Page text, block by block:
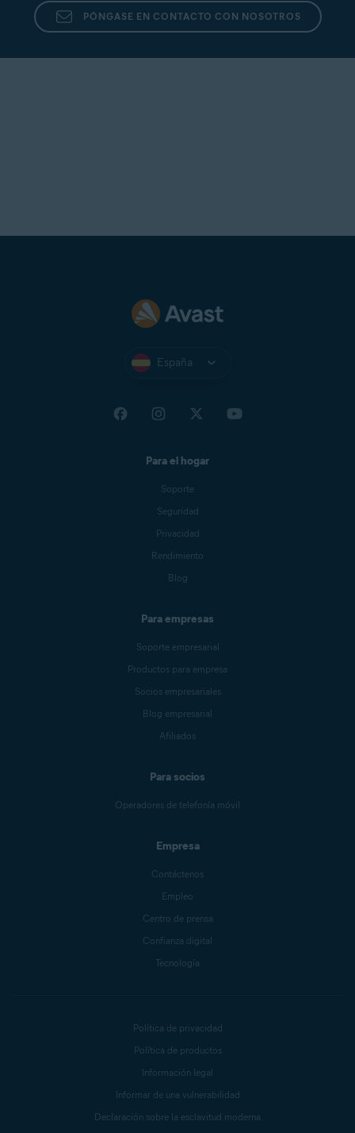
PÓNGASE EN CONTACTO CON NOSOTROS
España
Para el hogar
Soporte
Seguridad
Privacidad
Rendimiento
Blog
Para empresas
Soporte empresarial
Productos para empresa
Socios empresariales
Blog empresarial
Afiliados
Para socios
Operadores de telefonía móvil
Empresa
Contáctenos
Empleo
Centro de prensa
Confianza digital
Tecnología
Política de privacidad
Política de productos
Información legal
Informar de una vulnerabilidad
Declaración sobre la esclavitud moderna